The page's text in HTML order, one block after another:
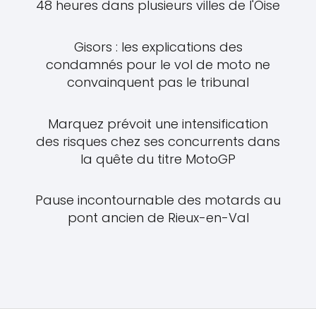
48 heures dans plusieurs villes de l'Oise
Gisors : les explications des
condamnés pour le vol de moto ne
convainquent pas le tribunal
Marquez prévoit une intensification
des risques chez ses concurrents dans
la quête du titre MotoGP
Pause incontournable des motards au
pont ancien de Rieux-en-Val